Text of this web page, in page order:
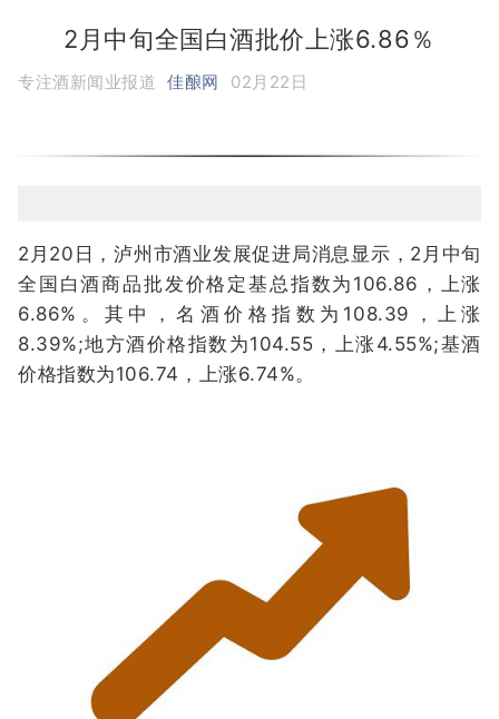
2月中旬全国白酒批价上涨6.86％
专注酒新闻业报道 佳酿网 02月22日
2月20日，泸州市酒业发展促进局消息显示，2月中旬
全国白酒商品批发价格定基总指数为106.86，上涨
6.86%。其中，名酒价格指数为108.39，上涨
8.39%;地方酒价格指数为104.55，上涨4.55%;基酒
价格指数为106.74，上涨6.74%。